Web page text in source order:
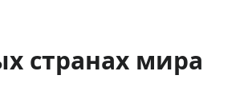
странах мира